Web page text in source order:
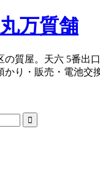
質屋。天六 5番出口
かり・販売・電池交